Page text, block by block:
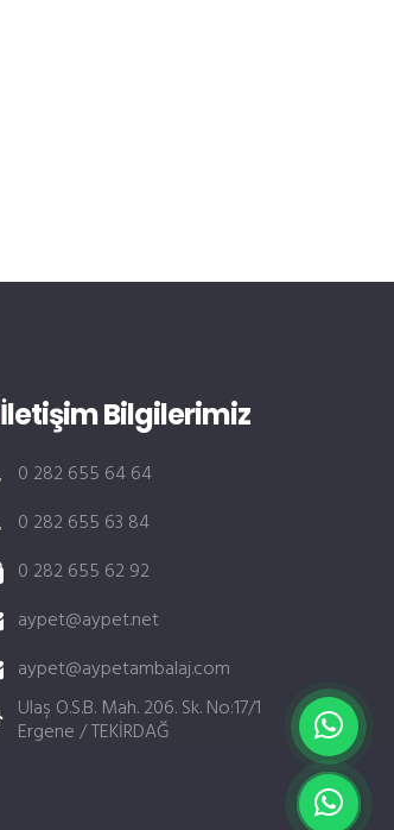
İletişim Bilgilerimiz
0 282 655 64 64
0 282 655 63 84
0 282 655 62 92
aypet@aypet.net
aypet@aypetambalaj.com
Ulaş O.S.B. Mah. 206. Sk. No:17/1
Ergene / TEKİRDAĞ